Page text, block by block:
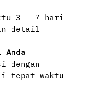
3 – 7 hari
detail
Anda
dengan
tepat waktu